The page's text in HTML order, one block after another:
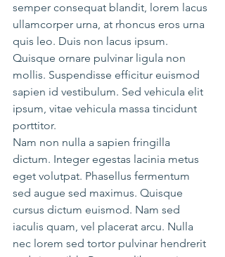
semper consequat blandit, lorem lacus
ullamcorper urna, at rhoncus eros urna
quis leo. Duis non lacus ipsum.
Quisque ornare pulvinar ligula non
mollis. Suspendisse efficitur euismod
sapien id vestibulum. Sed vehicula elit
ipsum, vitae vehicula massa tincidunt
porttitor.
Nam non nulla a sapien fringilla
dictum. Integer egestas lacinia metus
eget volutpat. Phasellus fermentum
sed augue sed maximus. Quisque
cursus dictum euismod. Nam sed
iaculis quam, vel placerat arcu. Nulla
nec lorem sed tortor pulvinar hendrerit